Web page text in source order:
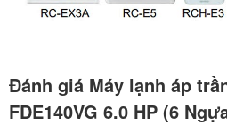
Đánh giá Máy lạnh áp
FDE140VG 6.0 HP (6